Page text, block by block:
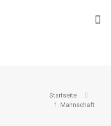
Startseite
1. Mannschaft